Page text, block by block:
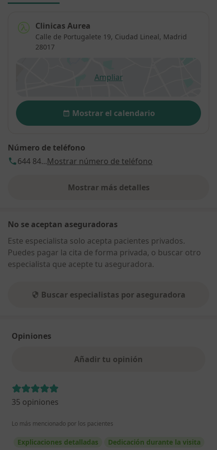
Clinicas Aurea
Calle de Portugalete 19, Ciudad Lineal, Madrid
28017
Ampliarse abre en una nueva
Disponibilidad
Mostrar el calendario
Número de teléfono
644 84...Mostrar número de teléfono
Mostrar más detalles
sobre la dirección
No se aceptan aseguradoras
Este especialista solo acepta pacientes privados.
Puedes pagar la cita de forma privada, o buscar otro
especialista que acepte tu aseguradora.
Buscar especialistas por aseguradora
Opiniones
Añadir tu opinión
35 opiniones
Lo más mencionado por los pacientes
Explicaciones detalladas
Dedicación durante la visita